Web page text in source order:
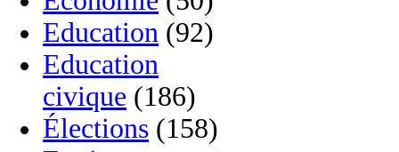
Education (92)
Education
civique (186)
Élections (158)